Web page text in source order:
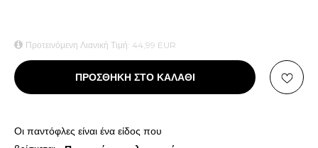
Προτεινόμενη Λιανική Τιμή: 44,99 EUR
ΠΡΟΣΘΗΚΗ ΣΤΟ ΚΑΛΑΘΙ
Οι παντόφλες είναι ένα είδος που